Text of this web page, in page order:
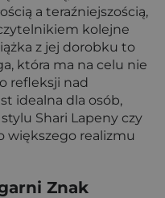
a teraźniejszością,
kolejne
z jej dorobku to
która ma na celu nie
refleksji nad
idealna dla osób,
Shari Lapeny czy
większego realizmu
Znak